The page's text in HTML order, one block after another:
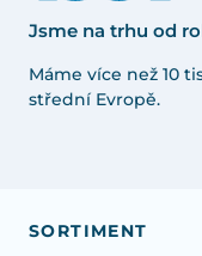
Jsme na trhu od
Máme více než 10
střední Evropě.
SORTIMENT